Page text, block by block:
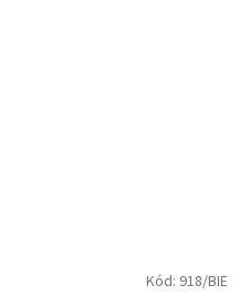
Kód: 918/BIE